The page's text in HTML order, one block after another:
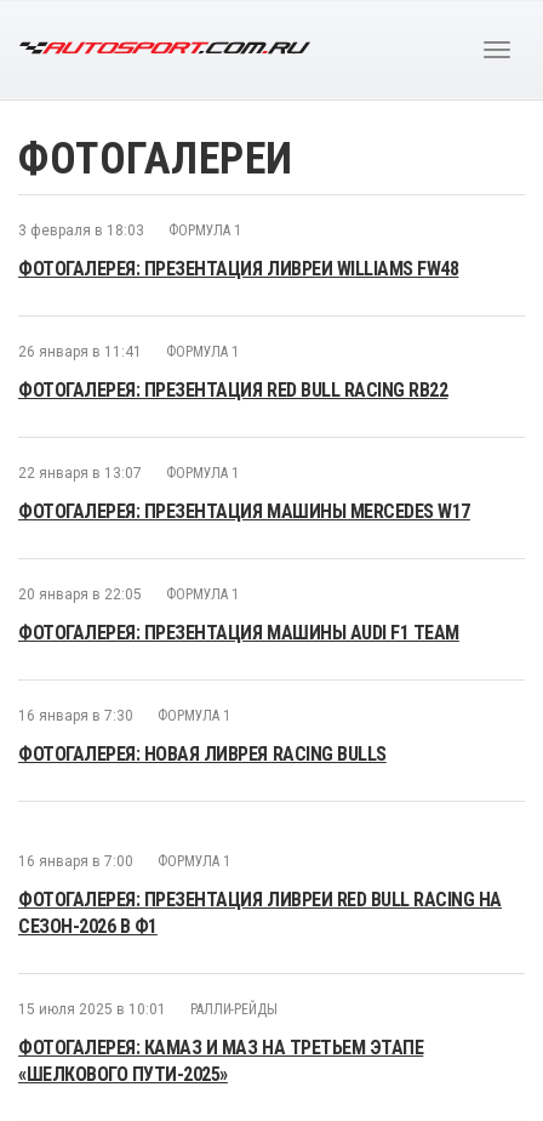
ФОТОГАЛЕРЕИ
3 февраля в 18:03 ФОРМУЛА 1
ФОТОГАЛЕРЕЯ: ПРЕЗЕНТАЦИЯ ЛИВРЕИ WILLIAMS FW48
26 января в 11:41 ФОРМУЛА 1
ФОТОГАЛЕРЕЯ: ПРЕЗЕНТАЦИЯ RED BULL RACING RB22
22 января в 13:07 ФОРМУЛА 1
ФОТОГАЛЕРЕЯ: ПРЕЗЕНТАЦИЯ МАШИНЫ MERCEDES W17
20 января в 22:05 ФОРМУЛА 1
ФОТОГАЛЕРЕЯ: ПРЕЗЕНТАЦИЯ МАШИНЫ AUDI F1 TEAM
16 января в 7:30 ФОРМУЛА 1
ФОТОГАЛЕРЕЯ: НОВАЯ ЛИВРЕЯ RACING BULLS
16 января в 7:00 ФОРМУЛА 1
ФОТОГАЛЕРЕЯ: ПРЕЗЕНТАЦИЯ ЛИВРЕИ RED BULL RACING НА
СЕЗОН-2026 В Ф1
15 июля 2025 в 10:01 РАЛЛИ-РЕЙДЫ
ФОТОГАЛЕРЕЯ: КАМАЗ И МАЗ НА ТРЕТЬЕМ ЭТАПЕ
«ШЕЛКОВОГО ПУТИ-2025»